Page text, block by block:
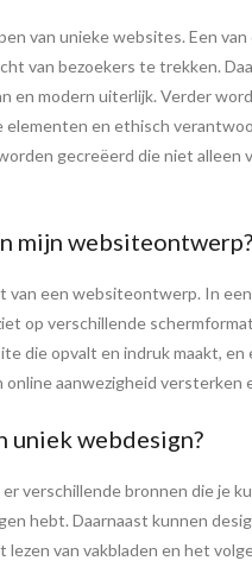
van unieke websites. Een
van bezoekers te trekken.
modern uiterlijk. Verder
en ethisch
gecreëerd die niet alleen
mijn websiteontwerp?
een websiteontwerp. In
op verschillende
die opvalt en indruk maakt,
aanwezigheid
uniek webdesign?
verschillende bronnen die je
hebt. Daarnaast kunnen
van vakbladen en het